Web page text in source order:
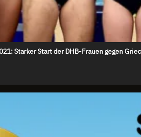
Starker Start der DHB-Frauen gegen